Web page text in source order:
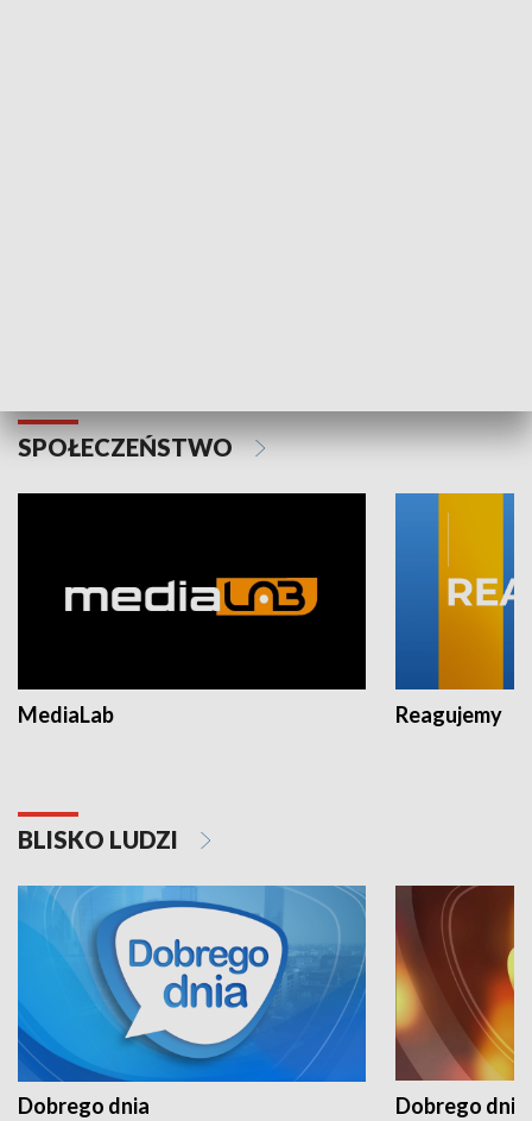
SPOŁECZEŃSTWO
MediaLab Reagujemy
BLISKO LUDZI
Dobrego dnia Dobrego dnia